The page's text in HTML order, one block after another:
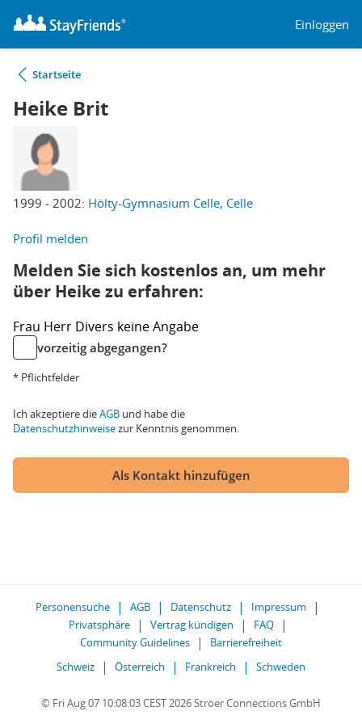
Einloggen
Startseite
Heike Brit
1999 - 2002: Hölty-Gymnasium Celle, Celle
Profil melden
Melden Sie sich kostenlos an, um mehr
über Heike zu erfahren:
Frau Herr Divers keine Angabe
vorzeitig abgegangen?
* Pflichtfelder
Ich akzeptiere dieAGB und habe die
Datenschutzhinweisezur Kenntnis genommen.
Als Kontakt hinzufügen
Personensuche AGB Datenschutz
Impressum
Privatsphäre
Vertrag kündigen
FAQ
Community Guidelines
Barrierefreiheit
Schweiz
Österreich Frankreich Schweden
© Fri Aug 07 10:08:03 CEST 2026 Ströer Connections GmbH